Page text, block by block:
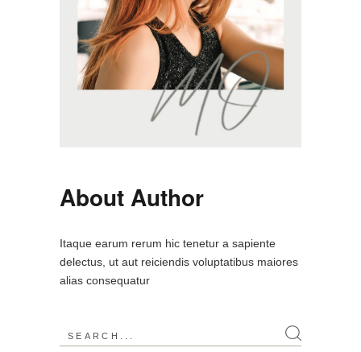
About Author
Itaque earum rerum hic tenetur a sapiente
delectus, ut aut reiciendis voluptatibus maiores
alias consequatur